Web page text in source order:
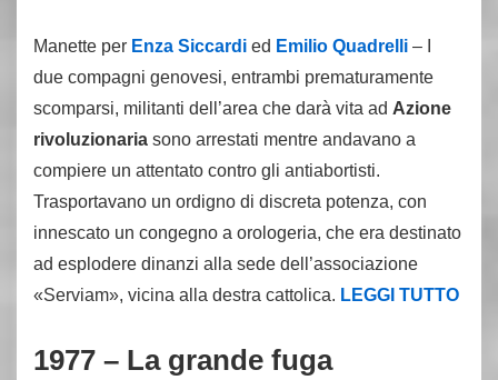
Manette per Enza Siccardi ed Emilio Quadrelli – I
due compagni genovesi, entrambi prematuramente
scomparsi, militanti dell’area che darà vita ad Azione
rivoluzionaria sono arrestati mentre andavano a
compiere un attentato contro gli antiabortisti.
Trasportavano un ordigno di discreta potenza, con
innescato un congegno a orologeria, che era destinato
ad esplodere dinanzi alla sede dell’associazione
«Serviam», vicina alla destra cattolica. LEGGI TUTTO
1977 – La grande fuga